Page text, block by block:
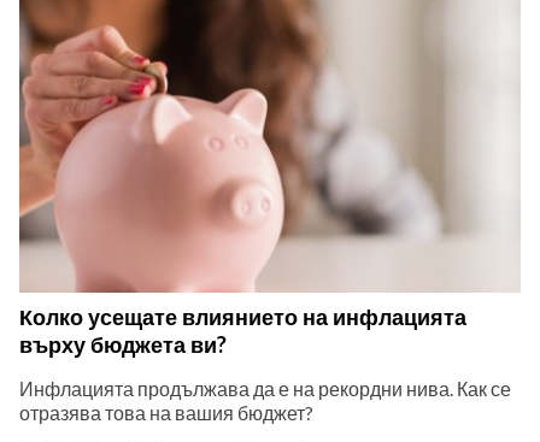
Колко усещате влиянието на инфлацията
върху бюджета ви?
Инфлацията продължава да е на рекордни нива. Как се
отразява това на вашия бюджет?